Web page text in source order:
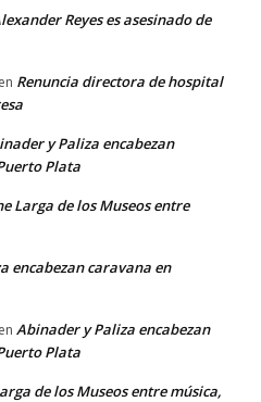
Reyes es asesinado de
en Renuncia directora de hospital
y Paliza encabezan
Plata
Larga de los Museos entre
encabezan caravana en
en Abinader y Paliza encabezan
Plata
de los Museos entre música,